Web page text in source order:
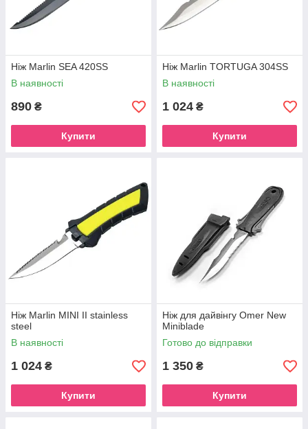
Ніж Marlin SEA 420SS
В наявності
890 ₴
Купити
Ніж Marlin TORTUGA 304SS
В наявності
1 024 ₴
Купити
Ніж Marlin MINI II stainless
steel
В наявності
1 024 ₴
Купити
Ніж для дайвінгу Omer New
Miniblade
Готово до відправки
1 350 ₴
Купити